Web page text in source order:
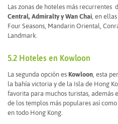
Las zonas de hoteles más recurrentes
Central, Admiralty y Wan Chai , en
Four Seasons, Mandarin Oriental,
Landmark.
5.2 Hoteles en Kowloon
La segunda opción es Kowloon , esta
la bahía victoria y de la Isla de Hong
favorita para muchos turistas, además
de los templos más populares así
en todo Hong Kong.